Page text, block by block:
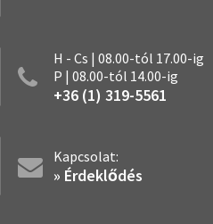
H - Cs | 08.00-tól 17.00-ig
P | 08.00-tól 14.00-ig
+36 (1) 319-5561
Kapcsolat:
» Érdeklődés